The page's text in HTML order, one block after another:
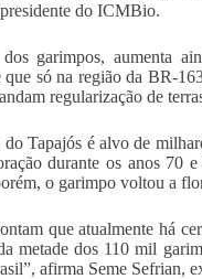
do ICMBio.
garimpos, aumenta
que só na região da BR-
regularização de
do Tapajós é alvo de
durante os anos 70
o garimpo voltou a
que atualmente há
metade dos 110 mil
afirma Seme Sefrian,